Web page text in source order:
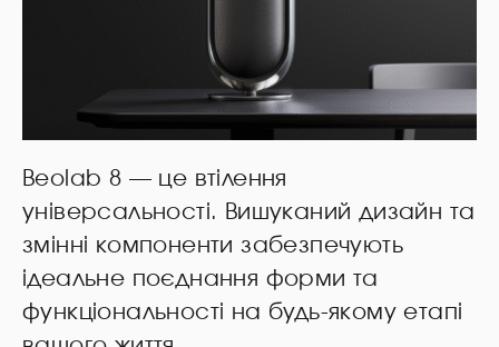
Beolab 8 — це втілення
універсальності. Вишуканий дизайн та
змінні компоненти забезпечують
ідеальне поєднання форми та
функціональності на будь-якому етапі